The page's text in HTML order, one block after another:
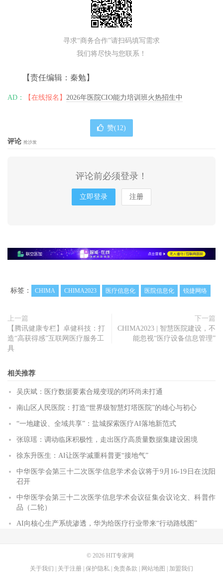
寻求“商务合作”请扫码填写需求
我们将尽快与您联系！
【责任编辑：秦勉】
AD： 【在线报名】 2026年医院CIO能力培训班火热招生中
赞(12)
评论 抢沙发
评论前必须登录！
立即登录 注册
标签： CHIMA CHIMA2023 医疗信息化 医院信息化 锐捷网络
上一篇
【腾讯健康专栏】卓健科技：打
造“高获得感”互联网医疗服务工
具
下一篇
CHIMA2023 | 智慧医院建设，不
能忽视“医疗设备信息管理”
相关推荐
吴庆斌：医疗数据要素合规变现的闭环尚未打通
南山区人民医院：打造“世界级智慧灯塔医院”的雄心与初心
“一地建设、全域共享”：盐城探索医疗AI落地新范式
张琼瑶：调动临床积极性，走出医疗高质量数据集建设困境
徐东升医生：AI让医学减重科普更“接地气”
中华医学会第三十二次医学信息学术会议将于9月16-19日在沈阳
召开
中华医学会第三十二次医学信息学术会议征集会议论文、科普作
品（二轮）
AI向核心生产系统渗透，华为给医疗行业带来“行动路线图”
© 2026 HIT专家网
关于我们
关于注册 保护隐私 免责条款 网站地图 加盟我们